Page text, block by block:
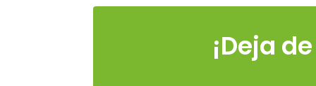
¡Deja